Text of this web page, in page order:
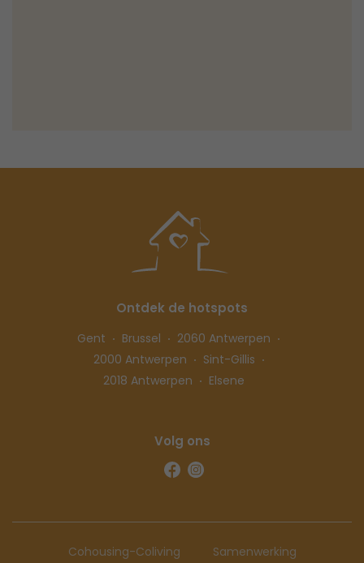
Ontdek de hotspots
Gent Brussel
2060 Antwerpen
2000 Antwerpen
Sint-Gillis
2018 Antwerpen
Elsene
Volg ons
Cohousing-Coliving
Samenwerking